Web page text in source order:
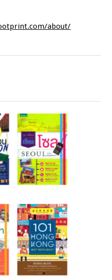
about/